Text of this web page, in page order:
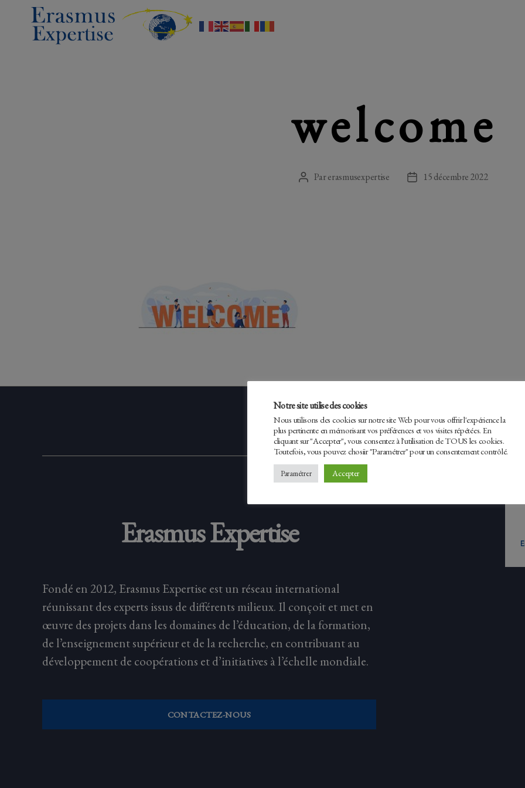
welcome
Auteur
Parerasmusexpertise
Date15 décembre 2022
Facebook
Erasmus Expertise
Fondé en 2012, Erasmus Expertise est un réseau international
réunissant des experts issus de différents milieux. Il conçoit et met en
œuvre des projets dans les domaines de l’éducation, de la formation,
de l’enseignement supérieur et de la recherche, en contribuant au
développement de coopérations et d’initiatives à l’échelle mondiale.
CONTACTEZ-NOUS
Notre site utilise des cookies
Nous utilisons des cookies sur notre site Web pour vous offrir l'expérience la
plus pertinente en mémorisant vos préférences et vos visites répétées. En
cliquant sur "Accepter", vous consentez à l'utilisation de TOUS les cookies.
Toutefois, vous pouvez chosiir "Paramétrer" pour un consentement contrôlé.
Paramétrer Accepter